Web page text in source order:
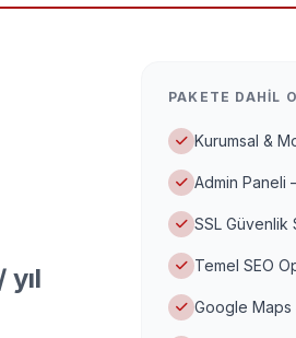
yıl
PAKETE DAHIL
Kurumsal &
Admin Paneli
SSL Güvenlik
Temel SEO
Google Maps